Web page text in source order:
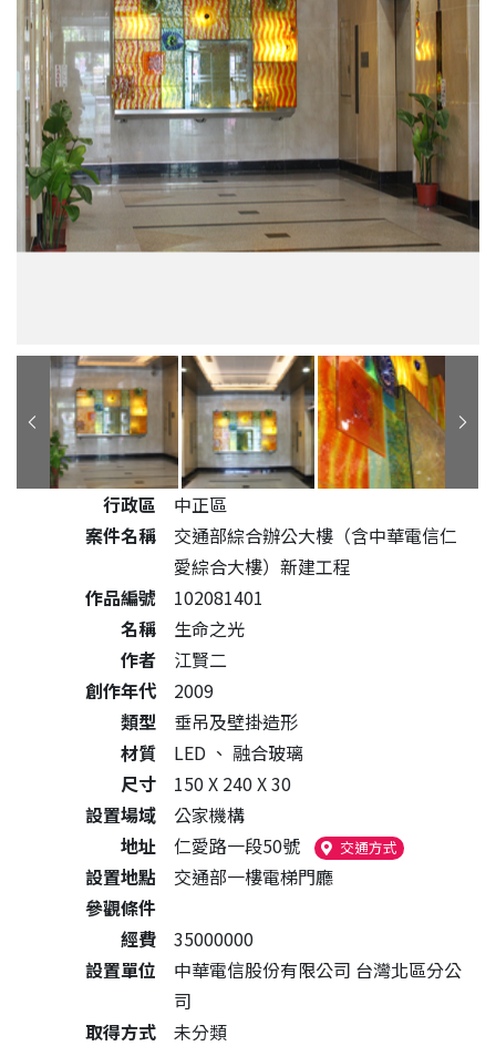
公共藝術作品詳細資料
行政區
中正區
案件名稱
交通部綜合辦公大樓（含中華電信仁
愛綜合大樓）新建工程
作品編號
102081401
名稱
生命之光
作者
江賢二
創作年代
2009
類型
垂吊及壁掛造形
材質
LED 、 融合玻璃
尺寸
150 X 240 X 30
設置場域
公家機構
地址
仁愛路一段50號 交通方式（另開新視窗）
設置地點
交通部一樓電梯門廳
參觀條件
經費
35000000
設置單位
中華電信股份有限公司 台灣北區分公
司
取得方式
未分類